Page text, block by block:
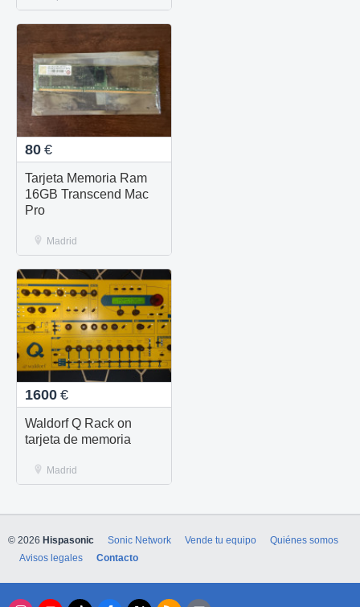
80 €
Tarjeta Memoria Ram
16GB Transcend Mac
Pro
Madrid
1600 €
Waldorf Q Rack on
tarjeta de memoria
Madrid
© 2026 Hispasonic Sonic Network Vende tu equipo
Quiénes somos
Avisos legales
Contacto